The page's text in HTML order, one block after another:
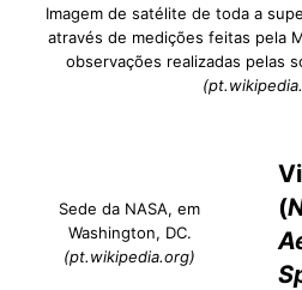
Imagem de satélite de toda a
através de medições feitas pela
observações realizadas pelas
Sede da NASA, em
Washington, DC.
(pt.wikipedia.org)
(